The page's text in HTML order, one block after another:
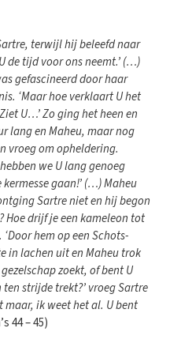
terwijl hij beleefd naar
de tijd voor ons neemt.’ (…)
gefascineerd door haar
‘Maar hoe verklaart U het
U…’ Zo ging het heen en
lang en Maheu, maar nog
vroeg om opheldering.
we U lang genoeg
gaan!’ (…) Maheu
Sartre niet en hij begon
Hoe drijf je een kameleon tot
‘Door hem op een Schots-
in lachen uit en Maheu trok
zoekt, of bent U
strijde trekt?’ vroeg Sartre
maar, ik weet het al. U bent
44 – 45)